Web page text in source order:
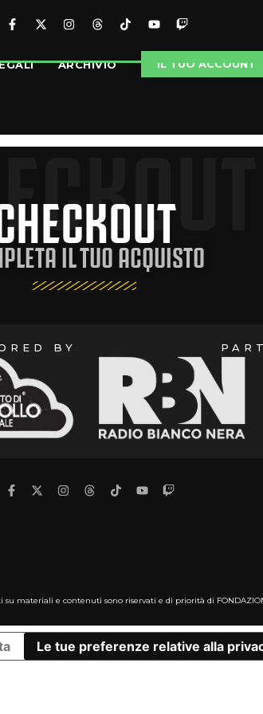
ARCHIVIO IL TUO ACCOUNT
IL TUO ACQUISTO
BY
su materiali e contenuti sono riservati e di priorità di
Le tue preferenze relative alla